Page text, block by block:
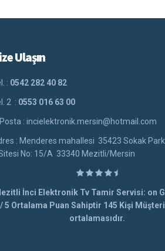
Ulaşın
: 0542 282 40 82
2 : 0553 016 63 00
: incielektronik.mersin@hotmail.com
: Menderes mahallesi 35423 Sokak
No: 15/A 33340 Mezitli/Mersin
İnci Elektronik Tv Tamir Servisi: on
/5 Ortalama Puan Sahiptir 145 Kişi
ortalamasıdır.